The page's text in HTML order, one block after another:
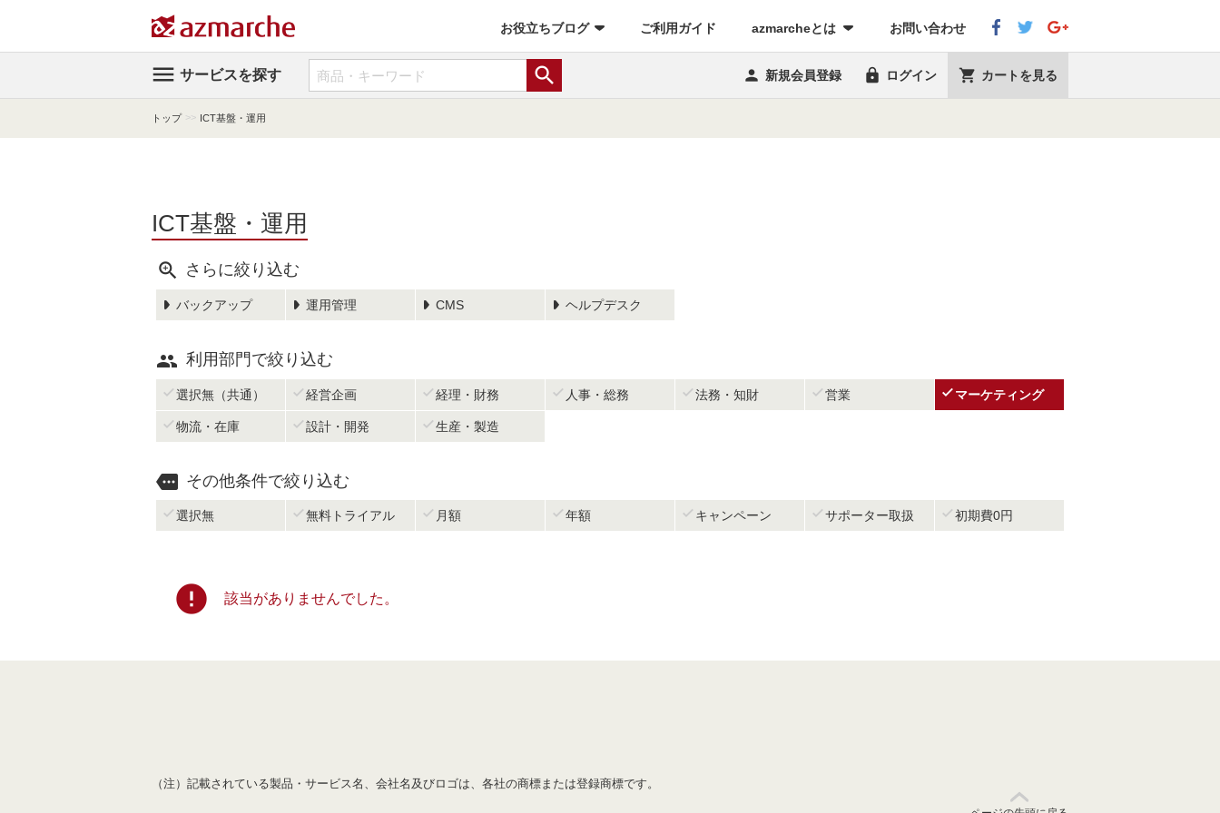
お役立ちブログ ご利用ガイド (current)azmarcheとは お問い合わせ
 サービスを探す   新規会員登録  ログイン  カートを見る
トップ >> ICT基盤・運用
ICT基盤・運用
 さらに絞り込む
バックアップ 運用管理 CMS ヘルプデスク
 利用部門で絞り込む
 選択無（共通）  経営企画  経理・財務  人事・総務  法務・知財  営業  マーケティング
 物流・在庫  設計・開発  生産・製造
 その他条件で絞り込む
 選択無  無料トライアル  月額  年額  キャンペーン  サポーター取扱  初期費0円
error 該当がありませんでした。
（注）記載されている製品・サービス名、会社名及びロゴは、各社の商標または登録商標です。